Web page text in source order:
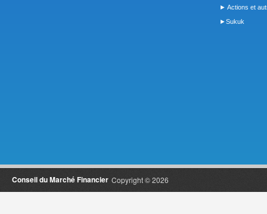
► Actions et
►Sukuk
Copyright © 2026
Conseil du Marché Financier